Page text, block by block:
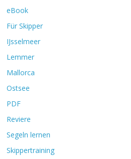
eBook
Für Skipper
IJsselmeer
Lemmer
Mallorca
Ostsee
PDF
Reviere
Segeln lernen
Skippertraining